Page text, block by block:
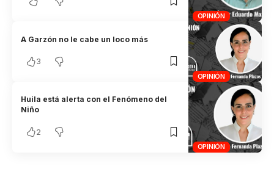
OPINIÓN
OPINIÓN
A Garzón no le cabe un loco más
3
OPINIÓN
Huila está alerta con el Fenómeno del
Niño
2